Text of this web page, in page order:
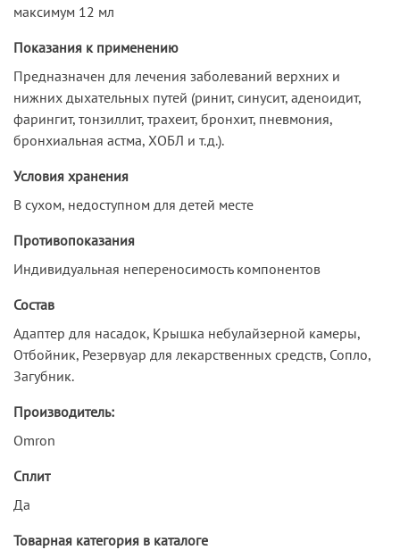
максимум 12 мл
Показания к применению
Предназначен для лечения заболеваний верхних и
нижних дыхательных путей (ринит, синусит, аденоидит,
фарингит, тонзиллит, трахеит, бронхит, пневмония,
бронхиальная астма, ХОБЛ и т.д.).
Условия хранения
В сухом, недоступном для детей месте
Противопоказания
Индивидуальная непереносимость компонентов
Состав
Адаптер для насадок, Крышка небулайзерной камеры,
Отбойник, Резервуар для лекарственных средств, Сопло,
Загубник.
Производитель:
Omron
Сплит
Да
Товарная категория в каталоге